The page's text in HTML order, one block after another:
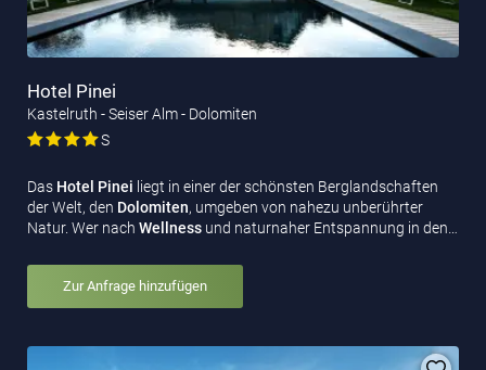
Hotel Pinei
Kastelruth - Seiser Alm - Dolomiten
S
Das Hotel Pinei liegt in einer der schönsten Berglandschaften
der Welt, den Dolomiten, umgeben von nahezu unberührter
Natur. Wer nach Wellness und naturnaher Entspannung in den…
Zur Anfrage hinzufügen